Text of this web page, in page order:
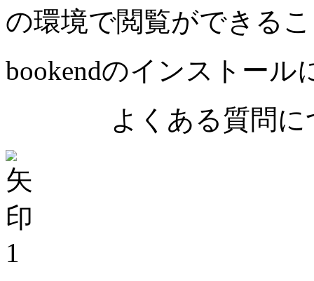
の環境で閲覧ができる
bookendのインストール
よくある質問に
1